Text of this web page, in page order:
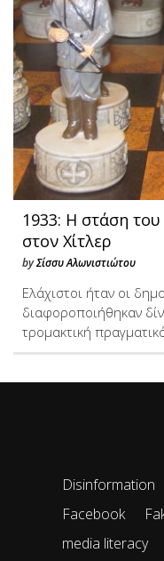
1933: Η στάση
στον Χίτλερ
byΣίσσυ Αλωνιστιώτου
Ελάχιστοι ήταν οι
διαφοροποιήθηκαν
τρομακτική
Disinformation
Facebook
media literacy